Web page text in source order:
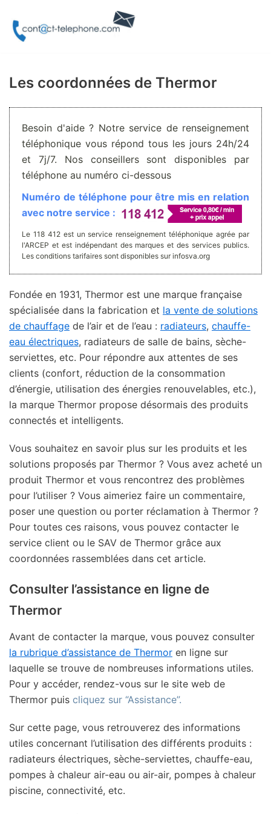
Aller
Les coordonnées de Thermor
Besoin d'aide ? Notre service de renseignement
téléphonique vous répond tous les jours 24h/24
et 7j/7. Nos conseillers sont disponibles par
téléphone au numéro ci-dessous
Numéro de téléphone pour être mis en relation
avec notre service :
Le 118 412 est un service renseignement téléphonique agrée par
l'ARCEP et est indépendant des marques et des services publics.
Les conditions tarifaires sont disponibles sur infosva.org
Fondée en 1931, Thermor est une marque française
spécialisée dans la fabrication et la vente de solutions
de chauffage de l’air et de l’eau : radiateurs, chauffe-
eau électriques, radiateurs de salle de bains, sèche-
serviettes, etc. Pour répondre aux attentes de ses
clients (confort, réduction de la consommation
d’énergie, utilisation des énergies renouvelables, etc.),
la marque Thermor propose désormais des produits
connectés et intelligents.
Vous souhaitez en savoir plus sur les produits et les
solutions proposés par Thermor ? Vous avez acheté un
produit Thermor et vous rencontrez des problèmes
pour l’utiliser ? Vous aimeriez faire un commentaire,
poser une question ou porter réclamation à Thermor ?
Pour toutes ces raisons, vous pouvez contacter le
service client ou le SAV de Thermor grâce aux
coordonnées rassemblées dans cet article.
Consulter l’assistance en ligne de
Thermor
Avant de contacter la marque, vous pouvez consulter
la rubrique d’assistance de Thermor en ligne sur
laquelle se trouve de nombreuses informations utiles.
Pour y accéder, rendez-vous sur le site web de
Thermor puis cliquez sur “Assistance”.
Sur cette page, vous retrouverez des informations
utiles concernant l’utilisation des différents produits :
radiateurs électriques, sèche-serviettes, chauffe-eau,
pompes à chaleur air-eau ou air-air, pompes à chaleur
piscine, connectivité, etc.